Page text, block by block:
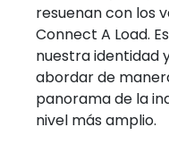
resuenan con los
Connect A Load.
nuestra identidad
abordar de
panorama de la
nivel más amplio.